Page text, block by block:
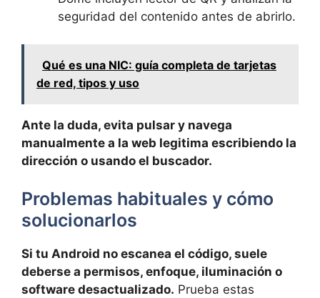
seguridad del contenido antes de abrirlo.
Qué es una NIC: guía completa de tarjetas
de red, tipos y uso
Ante la duda, evita pulsar y navega
manualmente a la web legitima escribiendo la
dirección o usando el buscador.
Problemas habituales y cómo
solucionarlos
Si tu Android no escanea el código, suele
deberse a permisos, enfoque, iluminación o
software desactualizado. Prueba estas